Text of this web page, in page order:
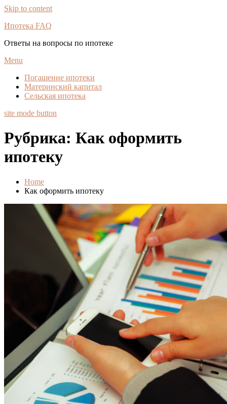
Skip to content
Ипотека FAQ
Ответы на вопросы по ипотеке
Menu
Погашение ипотеки
Материнский капитал
Сельская ипотека
site mode button
Рубрика: Как оформить
ипотеку
Home
Как оформить ипотеку